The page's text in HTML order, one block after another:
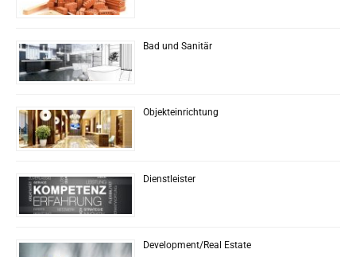
Bad und Sanitär
Objekteinrichtung
Dienstleister
Development/Real Estate